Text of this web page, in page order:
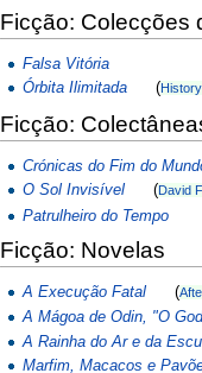
Ficção: Colecções
Falsa Vitória
Órbita Ilimitada (
Ficção:
Crónicas do Fim do
O Sol Invisível (David
Patrulheiro do Tempo
Ficção: Novelas
A Execução Fatal (
A Mágoa de Odin, "O
A Rainha do Ar e da
Marfim, Macacos e